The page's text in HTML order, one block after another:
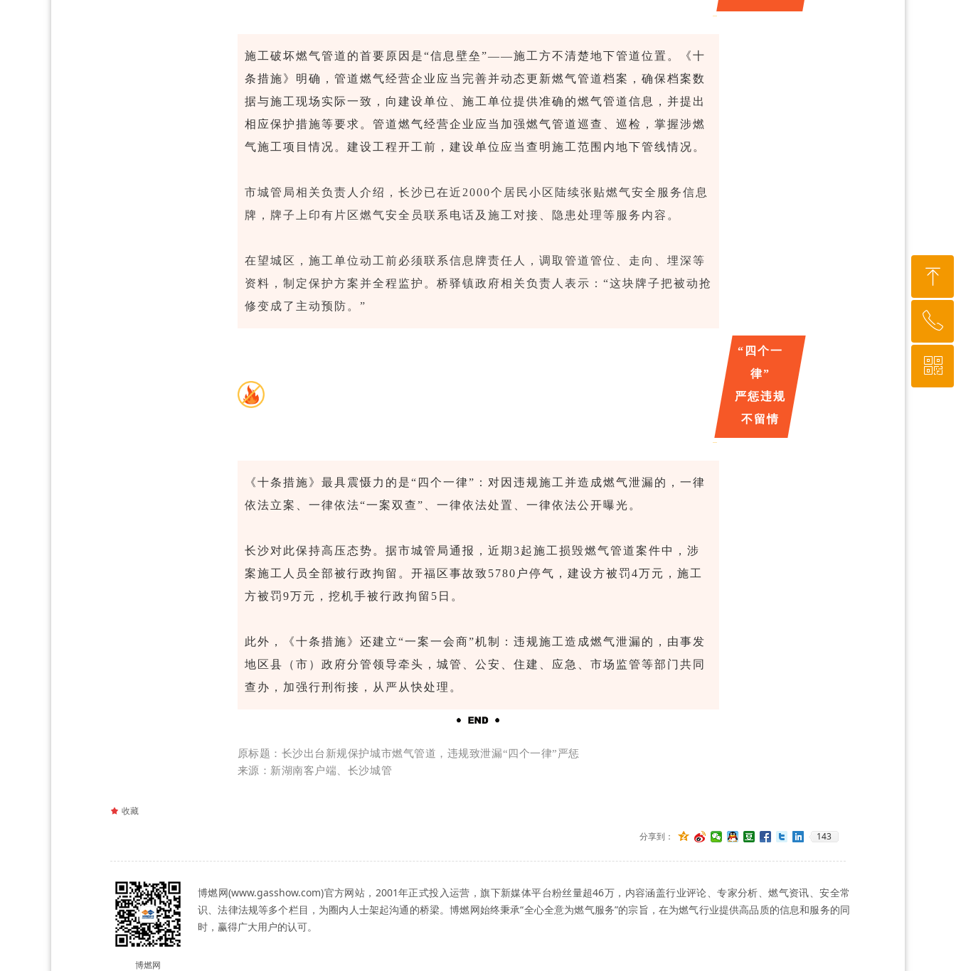
施工破坏燃气管道的首要原因是“信息壁垒”——施工方不清楚地下管道位置。《十
条措施》明确，管道燃气经营企业应当完善并动态更新燃气管道档案，确保档案数
据与施工现场实际一致，向建设单位、施工单位提供准确的燃气管道信息，并提出
相应保护措施等要求。管道燃气经营企业应当加强燃气管道巡查、巡检，掌握涉燃
气施工项目情况。建设工程开工前，建设单位应当查明施工范围内地下管线情况。
市城管局相关负责人介绍，长沙已在近2000个居民小区陆续张贴燃气安全服务信息
牌， 牌子上印有片区燃气安全员联系电话及施工对接、隐患处理等服务内容。
在望城区，施工单位动工前必须联系信息牌责任人，调取管道管位、走向、埋深等
资料，制定保护方案并全程监护。桥驿镇政府相关负责人表示：“这块牌子把被动抢
修变成了主动预防。”
“四个一
律”
严惩违规
不留情
《十条措施》最具震慑力的是“四个一律”：对因违规施工并造成燃气泄漏的，一律
依法立案、一律依法“一案双查”、一律依法处置、一律依法公开曝光。
长沙对此保持高压态势。据市城管局通报，近期3起施工损毁燃气管道案件中，涉
案施工人员全部被行政拘留。 开福区事故致5780户停气，建设方被罚4万元，施工
方被罚9万元，挖机手被行政拘留5日。
此外，《十条措施》还建立“一案一会商”机制：违规施工造成燃气泄漏的，由事发
地区县（市）政府分管领导牵头，城管、公安、住建、应急、市场监管等部门共同
查办，加强行刑衔接，从严从快处理。
原标题：长沙出台新规保护城市燃气管道，违规致泄漏“四个一律”严惩
来源：新湖南客户端、长沙城管
分享到： 143
끄 收藏
博燃网
博燃网(www.gasshow.com)官方网站，2001年正式投入运营，旗下新媒体平台粉丝量超46万，内容涵盖行业评论、专家分析、燃气资讯、安全常
识、法律法规等多个栏目，为圈内人士架起沟通的桥梁。博燃网始终秉承“全心全意为燃气服务”的宗旨，在为燃气行业提供高品质的信息和服务的同
时，赢得广大用户的认可。
ꁸ
回到顶部
ꂅ
010-64919527
ꀥ